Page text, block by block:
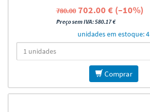
780.00 702.00 € (–10%)
Preço sem IVA: 580.17 €
unidades em estoque: 4
Comprar